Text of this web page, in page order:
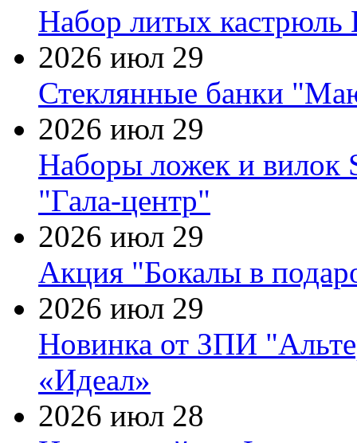
Набор литых кастрюль
2026 июл 29
Стеклянные банки
2026 июл 29
Наборы ложек и вилок
"Гала-центр"
2026 июл 29
Акция "Бокалы в
2026 июл 29
Новинка от ЗПИ
«Идеал»
2026 июл 28